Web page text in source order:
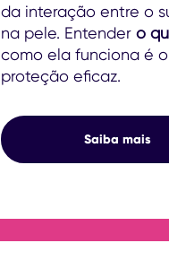
da interação entre o
na pele. Entender o
como ela funciona é
proteção eficaz.
Saiba mais